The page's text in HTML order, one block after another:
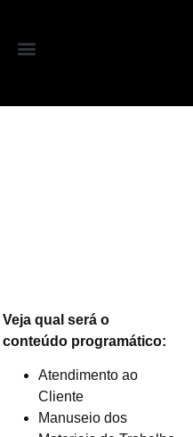
Veja qual será o
conteúdo programático:
Atendimento ao
Cliente
Manuseio dos